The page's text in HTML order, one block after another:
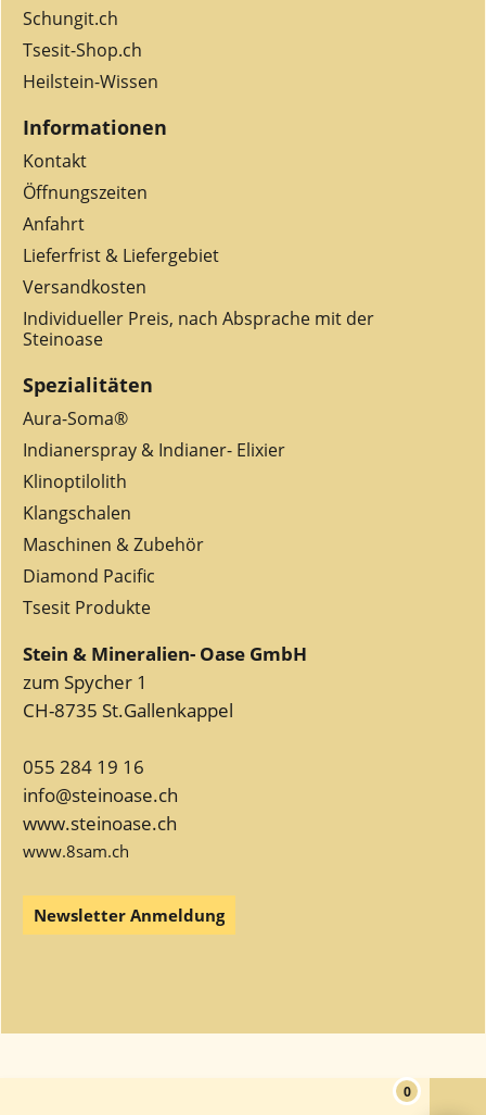
Schungit.ch
Tsesit-Shop.ch
Heilstein-Wissen
Informationen
Kontakt
Öffnungszeiten
Anfahrt
Lieferfrist & Liefergebiet
Versandkosten
Individueller Preis, nach Absprache mit der
Steinoase
Spezialitäten
Aura-Soma®
Indianerspray & Indianer- Elixier
Klinoptilolith
Klangschalen
Maschinen & Zubehör
Diamond Pacific
Tsesit Produkte
Stein & Mineralien- Oase GmbH
zum Spycher 1
CH-8735 St.Gallenkappel
055 284 19 16
info@steinoase.ch
www.steinoase.ch
www.8sam.ch
Newsletter Anmeldung
0